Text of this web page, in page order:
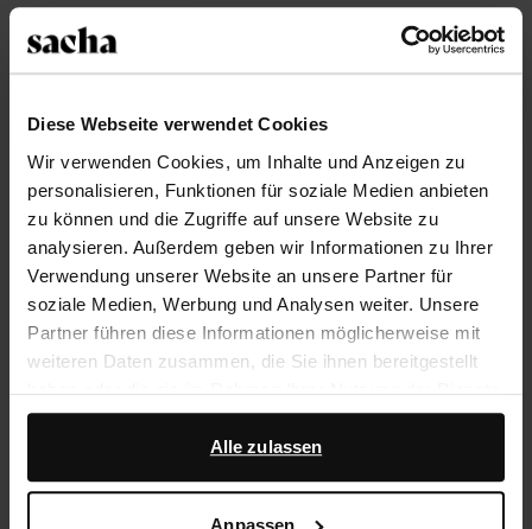
Diese Webseite verwendet Cookies
Wir verwenden Cookies, um Inhalte und Anzeigen zu
personalisieren, Funktionen für soziale Medien anbieten
zu können und die Zugriffe auf unsere Website zu
analysieren. Außerdem geben wir Informationen zu Ihrer
Verwendung unserer Website an unsere Partner für
soziale Medien, Werbung und Analysen weiter. Unsere
Partner führen diese Informationen möglicherweise mit
weiteren Daten zusammen, die Sie ihnen bereitgestellt
haben oder die sie im Rahmen Ihrer Nutzung der Dienste
gesammelt haben.
Darüber hinaus arbeiten wir mit Google zu Werbe- und
Alle zulassen
Anpassen
Größe auswählen
Rechnungskauf
14 Tage Bedenkzeit
Produktbeschreibung
Ein Sommer-Klassiker! Dieses schwarzen Pantoletten
der Marke Sacha haben zwei gekreuzte Riemchen auf
dem Spann und eine 3 cm dicke Sohle. Die Außenseite
der Schuhe ist aus Veloursleder, die Innenseite ist aus
& Care-Spray von Collonil.